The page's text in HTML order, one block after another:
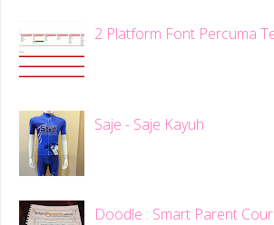
2 Platform Font Percuma
Saje - Saje Kayuh
Doodle : Smart Parent